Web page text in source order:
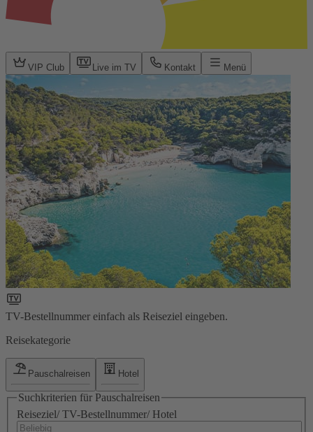
VIP Club Live im TV Kontakt Menü
TV-Bestellnummer einfach als Reiseziel eingeben.
Reisekategorie
Pauschalreisen Hotel
Suchkriterien für Pauschalreisen
Reiseziel/ TV-Bestellnummer/ Hotel